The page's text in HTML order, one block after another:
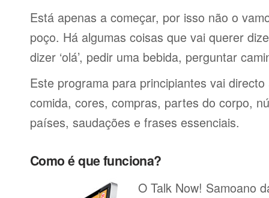
Está apenas a começar, por isso não o
poço. Há algumas coisas que vai querer
dizer ‘olá’, pedir uma bebida, perguntar
Este programa para principiantes vai
comida, cores, compras, partes do corpo,
países, saudações e frases essenciais.
Como é que funciona?
O Talk Now! Samoano